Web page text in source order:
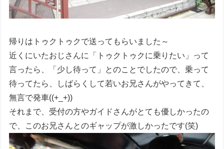
帰りはトゥクトゥクで送ってもらいました～
近くにいたおじさんに「トゥクトゥクに乗りたい」って
言ったら、「少し待って」とのことでしたので、乗って
待ってたら、しばらくして若いお兄さんがやってきて、
無言で発車((+_+))
それまで、受付の方やガイドさんがとても優しかったの
で、このお兄さんとのギャップが激しかったです(笑)